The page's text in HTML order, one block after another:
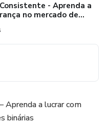
- Aprenda a
no mercado de
Aprenda a lucrar com
binárias